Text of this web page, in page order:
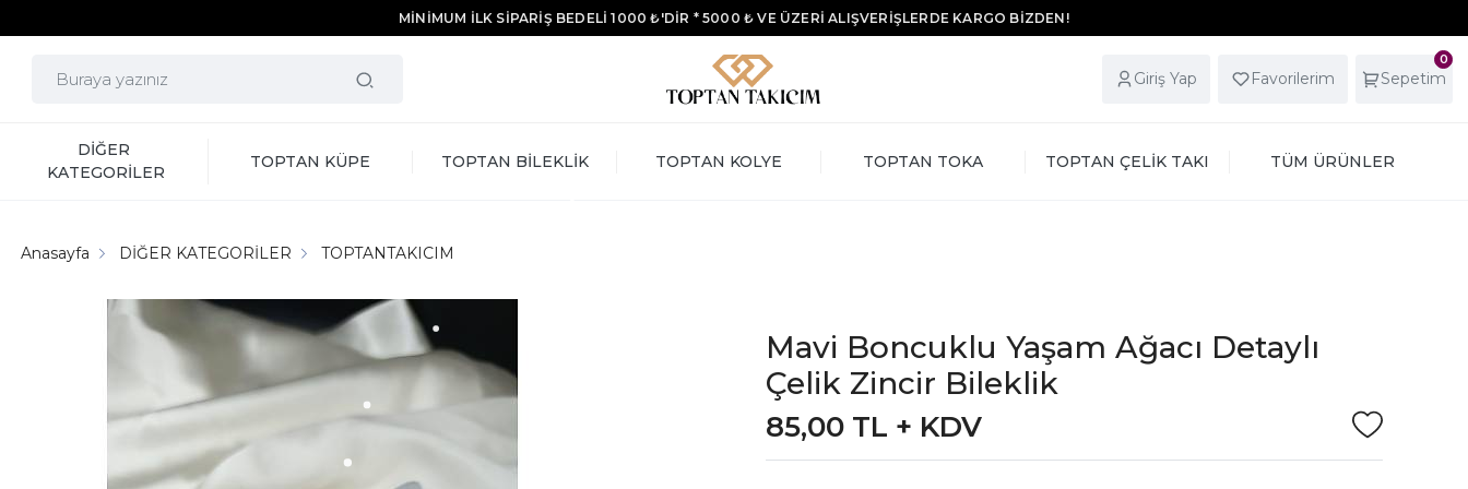
MİNİMUM İLK SİPARİŞ BEDELİ 1000 ₺'DİR * 5000 ₺ VE ÜZERİ ALIŞVERİŞLERDE KARGO BİZDEN!
Giriş Yap Favorilerim
0
Sepetim
DİĞER
KATEGORİLER
TOPTAN KÜPE TOPTAN BİLEKLİK TOPTAN KOLYE TOPTAN TOKA TOPTAN ÇELİK TAKI TÜM ÜRÜNLER
Anasayfa DİĞER KATEGORİLER TOPTANTAKICIM
Mavi Boncuklu Yaşam Ağacı Detaylı
Çelik Zincir Bileklik
85,00 TL + KDV